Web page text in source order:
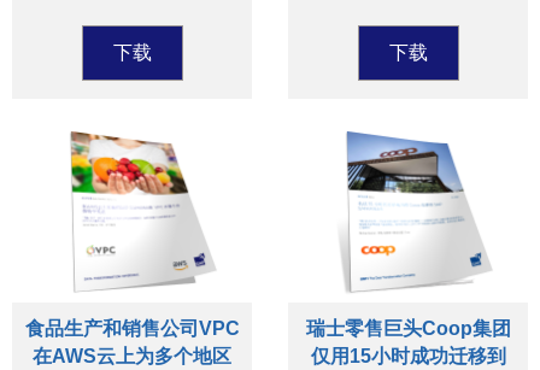
下载 下载
食品生产和销售公司VPC
在AWS云上为多个地区
瑞士零售巨头Coop集团
仅用15小时成功迁移到